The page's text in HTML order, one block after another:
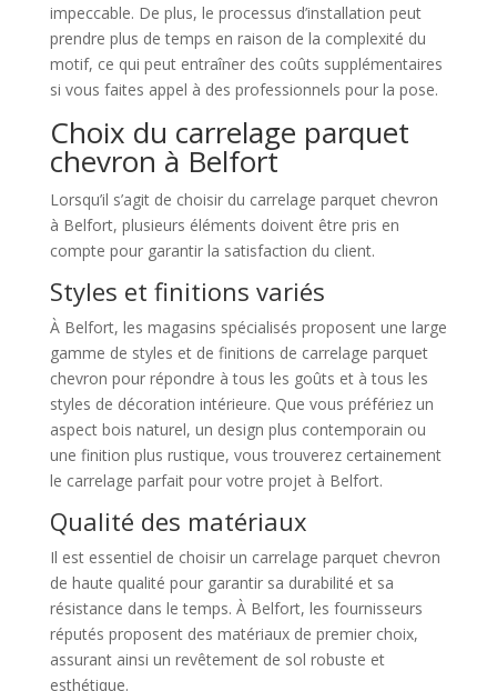
impeccable. De plus, le processus d’installation peut
prendre plus de temps en raison de la complexité du
motif, ce qui peut entraîner des coûts supplémentaires
si vous faites appel à des professionnels pour la pose.
Choix du carrelage parquet
chevron à Belfort
Lorsqu’il s’agit de choisir du carrelage parquet chevron
à Belfort, plusieurs éléments doivent être pris en
compte pour garantir la satisfaction du client.
Styles et finitions variés
À Belfort, les magasins spécialisés proposent une large
gamme de styles et de finitions de carrelage parquet
chevron pour répondre à tous les goûts et à tous les
styles de décoration intérieure. Que vous préfériez un
aspect bois naturel, un design plus contemporain ou
une finition plus rustique, vous trouverez certainement
le carrelage parfait pour votre projet à Belfort.
Qualité des matériaux
Il est essentiel de choisir un carrelage parquet chevron
de haute qualité pour garantir sa durabilité et sa
résistance dans le temps. À Belfort, les fournisseurs
réputés proposent des matériaux de premier choix,
assurant ainsi un revêtement de sol robuste et
esthétique.